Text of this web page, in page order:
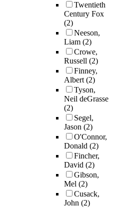
Twentieth
Century Fox
(2)
Neeson,
Liam (2)
Crowe,
Russell (2)
Finney,
Albert(2)
Tyson,
Neil deGrasse
(2)
Segel,
Jason (2)
O'Connor,
Donald (2)
Fincher,
David (2)
Gibson,
Mel (2)
Cusack,
John (2)